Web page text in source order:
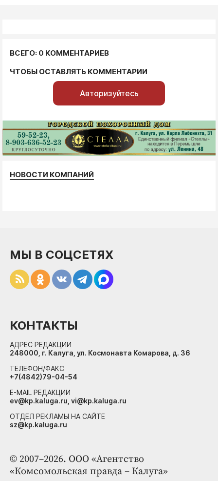
ВСЕГО: 0 КОММЕНТАРИЕВ
ЧТОБЫ ОСТАВЛЯТЬ КОММЕНТАРИИ
Авторизуйтесь
НОВОСТИ КОМПАНИЙ
© 2007–2026. ООО «Агентство
«Комсомольская правда – Калуга»
МЫ В СОЦСЕТЯХ
КОНТАКТЫ
АДРЕС РЕДАКЦИИ
248000, г. Калуга, ул. Космонавта Комарова, д. 36
ТЕЛЕФОН/ФАКС
+7(4842)79-04-54
E-MAIL РЕДАКЦИИ
ev@kp.kaluga.ru, vi@kp.kaluga.ru
ОТДЕЛ РЕКЛАМЫ НА САЙТЕ
sz@kp.kaluga.ru